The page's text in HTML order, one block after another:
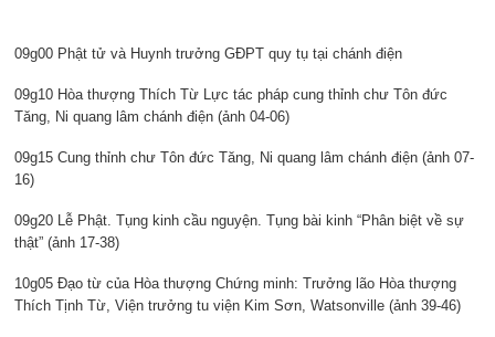
09g00 Phật tử và Huynh trưởng GĐPT quy tụ tại chánh điện
09g10 Hòa thượng Thích Từ Lực tác pháp cung thỉnh chư Tôn đức
Tăng, Ni quang lâm chánh điện (ảnh 04-06)
09g15 Cung thỉnh chư Tôn đức Tăng, Ni quang lâm chánh điện (ảnh 07-
16)
09g20 Lễ Phật. Tụng kinh cầu nguyện. Tụng bài kinh “Phân biệt về sự
thật” (ảnh 17-38)
10g05 Đạo từ của Hòa thượng Chứng minh: Trưởng lão Hòa thượng
Thích Tịnh Từ, Viện trưởng tu viện Kim Sơn, Watsonville (ảnh 39-46)